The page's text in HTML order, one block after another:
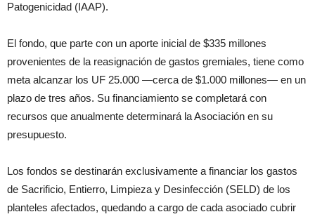
Patogenicidad (IAAP).
El fondo, que parte con un aporte inicial de $335 millones
provenientes de la reasignación de gastos gremiales, tiene como
meta alcanzar los UF 25.000 —cerca de $1.000 millones— en un
plazo de tres años. Su financiamiento se completará con
recursos que anualmente determinará la Asociación en su
presupuesto.
Los fondos se destinarán exclusivamente a financiar los gastos
de Sacrificio, Entierro, Limpieza y Desinfección (SELD) de los
planteles afectados, quedando a cargo de cada asociado cubrir